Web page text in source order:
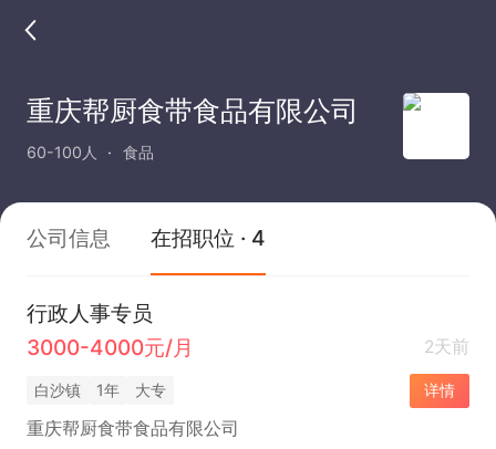
重庆帮厨食带食品有限公司
60-100人 食品
公司信息 在招职位 · 4
行政人事专员
3000-4000元/月
2天前
白沙镇 1年 大专 详情
重庆帮厨食带食品有限公司